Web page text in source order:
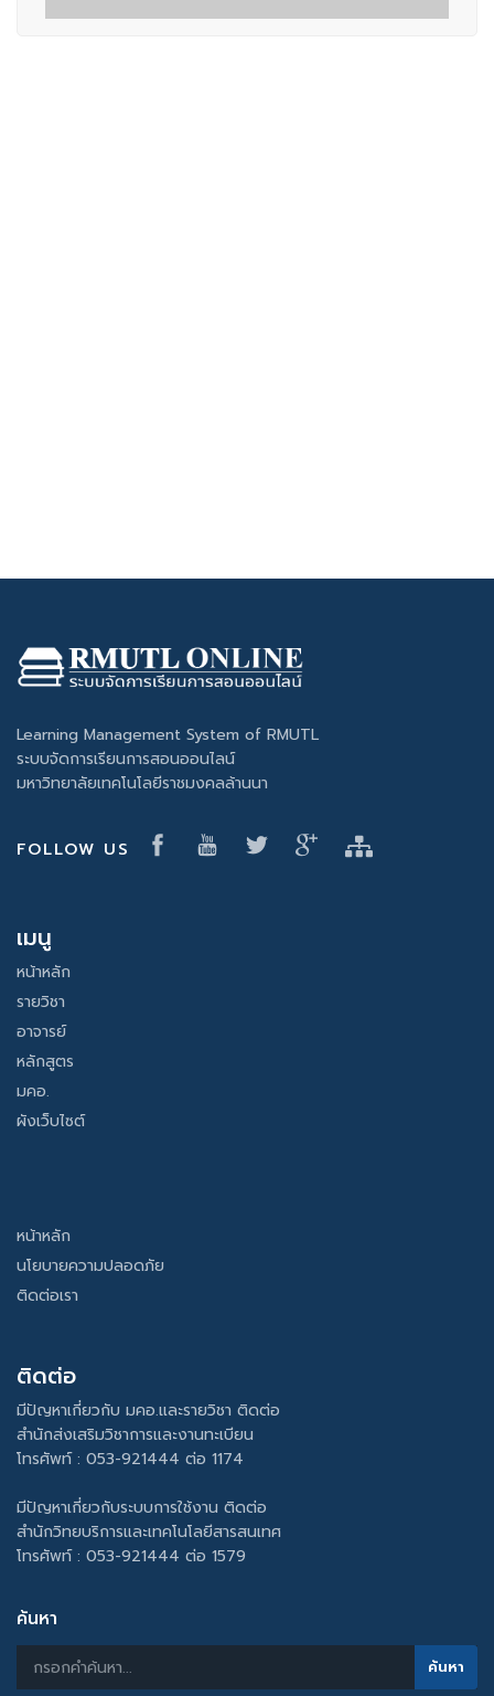
Learning Management System of RMUTL
ระบบจัดการเรียนการสอนออนไลน์
มหาวิทยาลัยเทคโนโลยีราชมงคลล้านนา
FOLLOW US
เมนู
หน้าหลัก
รายวิชา
อาจารย์
หลักสูตร
มคอ.
ผังเว็บไซต์
หน้าหลัก
นโยบายความปลอดภัย
ติดต่อเรา
ติดต่อ
มีปัญหาเกี่ยวกับ มคอ.และรายวิชา ติดต่อ
สำนักส่งเสริมวิชาการและงานทะเบียน
โทรศัพท์ : 053-921444 ต่อ 1174
มีปัญหาเกี่ยวกับระบบการใช้งาน ติดต่อ
สำนักวิทยบริการและเทคโนโลยีสารสนเทศ
โทรศัพท์ : 053-921444 ต่อ 1579
ค้นหา